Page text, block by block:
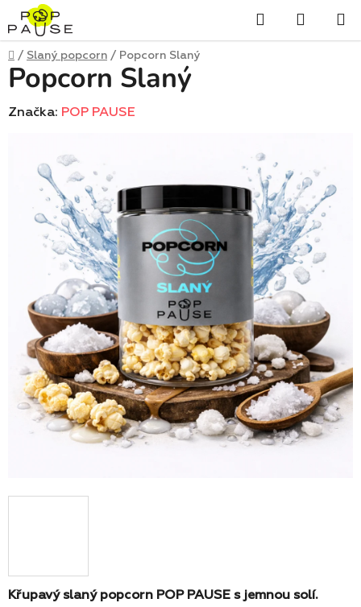
Přejít
na
obsah
Hledat
KOŠÍK
Domů
/ Slaný popcorn / Popcorn Slaný
Křupavý slaný popcorn POP PAUSE s jemnou solí.
Popcorn Slaný
Značka: POP PAUSE